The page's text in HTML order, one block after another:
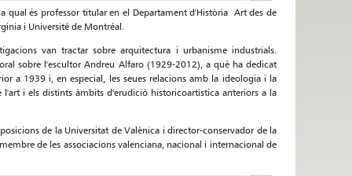
qual és professor titular en el Departament d'Història Art des de
i Université de Montréal.
van tractar sobre arquitectura i urbanisme industrials.
sobre l'escultor Andreu Alfaro (1929-2012), a què ha dedicat
a 1939 i, en especial, les seues relacions amb la ideologia i la
i els distints àmbits d'erudició historicoartística anteriors a la
de la Universitat de Valènica i director-conservador de la
de les associacions valenciana, nacional i internacional de